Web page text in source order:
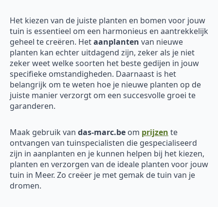
Het kiezen van de juiste planten en bomen voor jouw
tuin is essentieel om een harmonieus en aantrekkelijk
geheel te creëren. Hetaanplanten van nieuwe
planten kan echter uitdagend zijn, zeker als je niet
zeker weet welke soorten het beste gedijen in jouw
specifieke omstandigheden. Daarnaast is het
belangrijk om te weten hoe je nieuwe planten op de
juiste manier verzorgt om een succesvolle groei te
garanderen.
Maak gebruik van das-marc.be om prijzen te
ontvangen van tuinspecialisten die gespecialiseerd
zijn in aanplanten en je kunnen helpen bij het kiezen,
planten en verzorgen van de ideale planten voor jouw
tuin in Meer. Zo creëer je met gemak de tuin van je
dromen.